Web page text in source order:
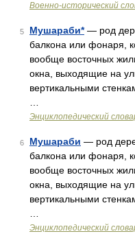
Военно-исторический
5 Мушараби*— род
балкона или фонаря,
вообще восточных
окна, выходящие на
вертикальными
Энциклопедический
6 Мушараби — род
балкона или фонаря,
вообще восточных
окна, выходящие на
вертикальными
Энциклопедический